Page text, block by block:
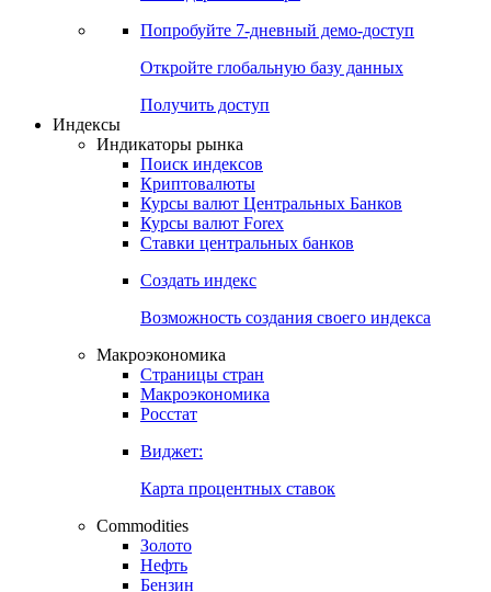
Денежный рынок
Календарь инвестора
Попробуйте7-дневный
Откройте глобальную базу данных
Получить доступ
Индикаторы рынка
Поиск индексов
Курсы валют Центральных Банков
Ставки центральных банков
Создать индекс
Возможность создания своего индекса
Страницы стран
Росстат
Виджет:
Карта процентных ставок